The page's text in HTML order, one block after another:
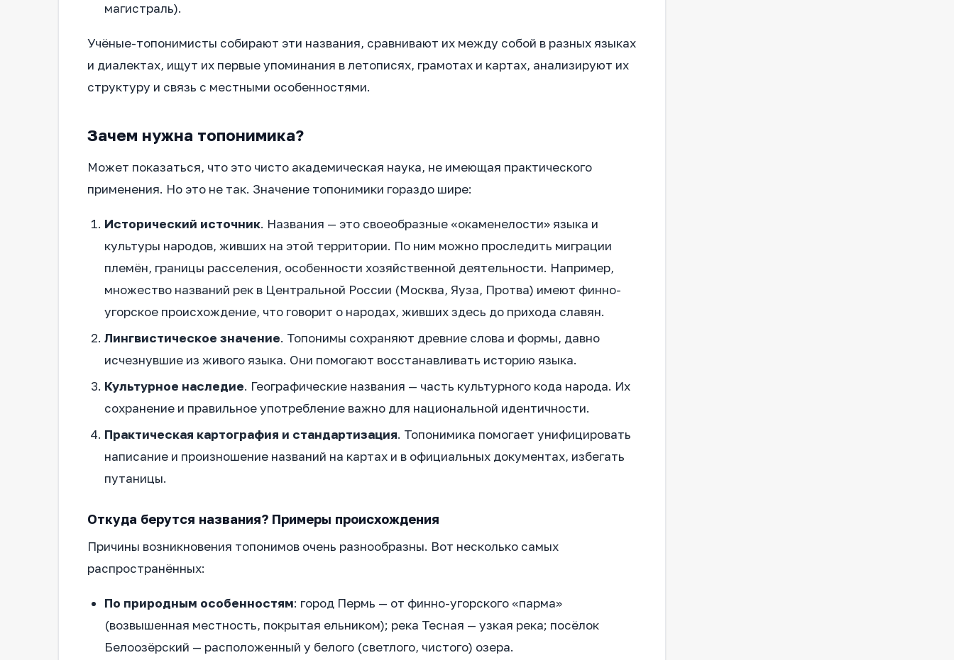
магистраль).
Учёные-топонимисты собирают эти названия, сравнивают их между собой в разных языках
и диалектах, ищут их первые упоминания в летописях, грамотах и картах, анализируют их
структуру и связь с местными особенностями.
Зачем нужна топонимика?
Может показаться, что это чисто академическая наука, не имеющая практического
применения. Но это не так. Значение топонимики гораздо шире:
Исторический источник. Названия — это своеобразные «окаменелости» языка и
культуры народов, живших на этой территории. По ним можно проследить миграции
племён, границы расселения, особенности хозяйственной деятельности. Например,
множество названий рек в Центральной России (Москва, Яуза, Протва) имеют финно-
угорское происхождение, что говорит о народах, живших здесь до прихода славян.
Лингвистическое значение. Топонимы сохраняют древние слова и формы, давно
исчезнувшие из живого языка. Они помогают восстанавливать историю языка.
Культурное наследие. Географические названия — часть культурного кода народа. Их
сохранение и правильное употребление важно для национальной идентичности.
Практическая картография и стандартизация. Топонимика помогает унифицировать
написание и произношение названий на картах и в официальных документах, избегать
путаницы.
Откуда берутся названия? Примеры происхождения
Причины возникновения топонимов очень разнообразны. Вот несколько самых
распространённых:
По природным особенностям: город Пермь — от финно-угорского «парма»
(возвышенная местность, покрытая ельником); река Тесная — узкая река; посёлок
Белоозёрский — расположенный у белого (светлого, чистого) озера.